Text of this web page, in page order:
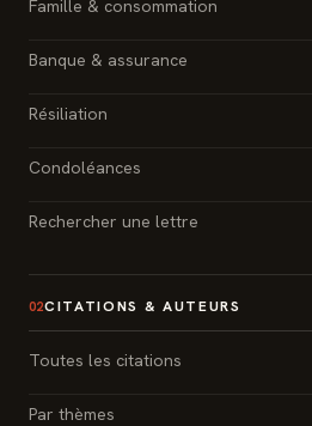
Famille & consommation
Banque & assurance
Résiliation
Condoléances
Rechercher une lettre
02CITATIONS & AUTEURS
Toutes les citations
Par thèmes